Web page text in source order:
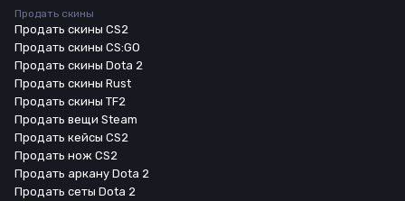
Продать скины
Продать скины CS2
Продать скины CS:GO
Продать скины Dota 2
Продать скины Rust
Продать скины TF2
Продать вещи Steam
Продать кейсы CS2
Продать нож CS2
Продать аркану Dota 2
Продать сеты Dota 2